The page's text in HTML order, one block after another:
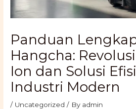
Panduan
Hangcha:
Ion dan Solusi
Industri Modern
/ Uncategorized / By admin